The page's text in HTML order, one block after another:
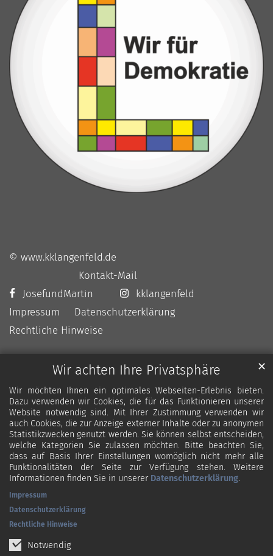
Wir achten Ihre Privatsphäre
Wir möchten Ihnen ein optimales Webseiten-Erlebnis bieten.
Dazu verwenden wir Cookies, die für das Funktionieren unserer
Website notwendig sind. Mit Ihrer Zustimmung verwenden wir
auch Cookies, die zur Anzeige externer Inhalte oder zu anonymen
Statistikzwecken genutzt werden. Sie können selbst entscheiden,
welche Kategorien Sie zulassen möchten. Bitte beachten Sie,
dass auf Basis Ihrer Einstellungen womöglich nicht mehr alle
Funktionalitäten der Seite zur Verfügung stehen. Weitere
Informationen finden Sie in unserer Datenschutzerklärung.
Notwendig
✕
Impressum
Datenschutzerklärung
Rechtliche Hinweise
© www.kklangenfeld.de
Kontakt-Mail
JosefundMartin
kklangenfeld
Impressum
Datenschutzerklärung
Rechtliche Hinweise